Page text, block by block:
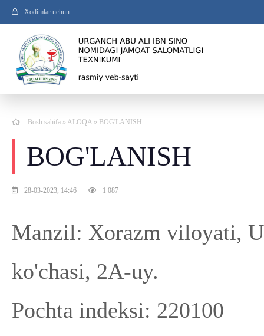
Xodimlar uchun
Bosh sahifa » ALOQA » BOG'LANISH
BOG'LANISH
28-03-2023, 14:46 1 087
Manzil: Xorazm viloyati,
ko'chasi, 2A-uy.
Pochta indeksi: 220100